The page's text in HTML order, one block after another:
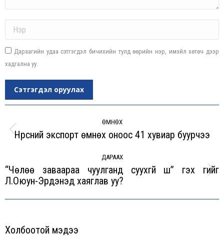
Дараагийн удаа сэтгэгдэл бичихийн тулд өөрийн нэр, имэйл хөтөч дээр
хадгална уу.
Сэтгэгдэл оруулах
navigation
ӨМНӨХ
Previous
Нүүрсний экспорт өмнөх оноос 41 хувиар буурчээ
ДАРААХ
Next
post:
“Чөлөө заваараа чуулганд суухгүй шүү” гэх үгийг
Л.Оюун-Эрдэнэд хаяглав уу?
Холбоотой мэдээ